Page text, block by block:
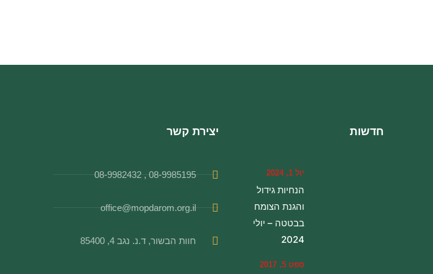
חדשות
יול 1, 2024
הנחיות גידול
והגנת הצומח
בבטטה – יולי
2024
ספט 5, 2017
יצירת קשר
08-9985195 , 08-9982432
office@mopdarom.org.il
חוות הבשור, ד.נ. נגב 4, 85400